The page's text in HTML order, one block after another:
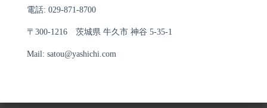
電話: 029-871-8700
〒300-1216 茨城県 牛久市 神谷 5-35-1
Mail: satou@yashichi.com